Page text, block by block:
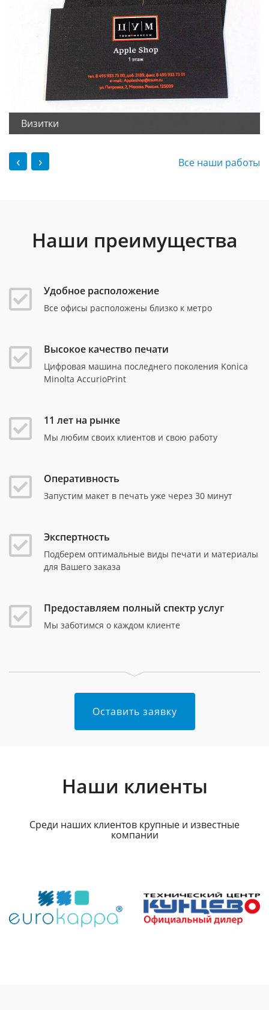
Визитки
‹ › Все наши работы
Наши преимущества
Удобное расположение
Все офисы расположены близко к метро
Высокое качество печати
Цифровая машина последнего поколения Konica
Minolta AccurioPrint
11 лет на рынке
Мы любим своих клиентов и свою работу
Оперативность
Запустим макет в печать уже через 30 минут
Экспертность
Подберем оптимальные виды печати и материалы
для Вашего заказа
Предоставляем полный спектр услуг
Мы заботимся о каждом клиенте
Оставить заявку
Наши клиенты
Среди наших клиентов крупные и известные
компании